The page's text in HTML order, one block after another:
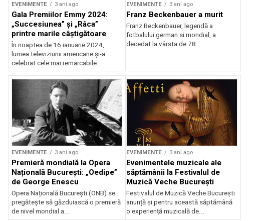
EVENIMENTE 3 ani ago
Gala Premiilor Emmy 2024:
„Succesiunea” și „Râca”
printre marile câștigătoare
În noaptea de 16 ianuarie 2024,
lumea televiziunii americane și-a
celebrat cele mai remarcabile...
EVENIMENTE 3 ani ago
Franz Beckenbauer a murit
Franz Beckenbauer, legendă a
fotbalului german si mondial, a
decedat la vârsta de 78...
EVENIMENTE 3 ani ago
Premieră mondială la Opera
Națională București: „Oedipe”
de George Enescu
Opera Națională București (ONB) se
pregătește să găzduiască o premieră
de nivel mondial a...
EVENIMENTE 3 ani ago
Evenimentele muzicale ale
săptămânii la Festivalul de
Muzică Veche București
Festivalul de Muzică Veche București
anunță și pentru această săptămână
o experiență muzicală de...